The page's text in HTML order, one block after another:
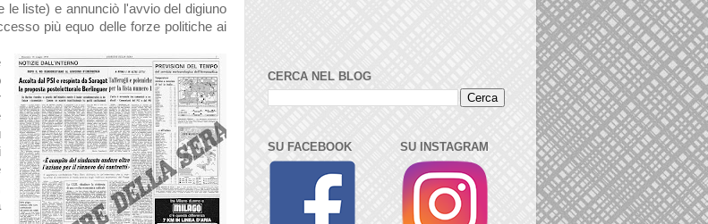
le liste) e annunciò l'avvio del digiuno
più equo delle forze politiche ai
CERCA NEL BLOG
SU FACEBOOK SU INSTAGRAM